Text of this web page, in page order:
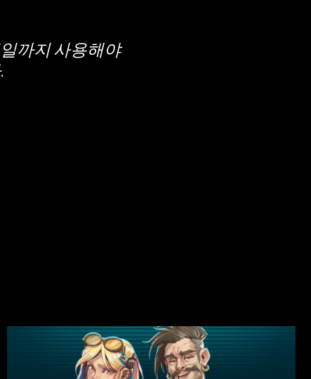
일까지 사용해야
.